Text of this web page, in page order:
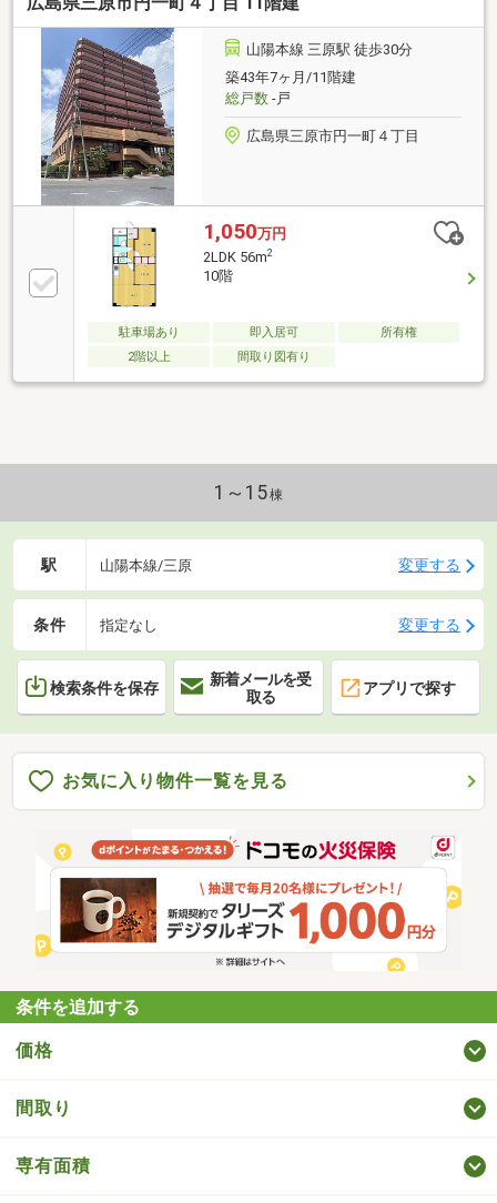
山陽本線 三原駅 徒歩30分
築43年7ヶ月/11階建
総戸数-戸
広島県三原市円一町４丁目
1,050万円
2LDK 56m2
10階
駐車場あり 即入居可
所有権
2階以上
間取り図有り
1～15棟
駅 山陽本線/三原 変更する
条件 指定なし 変更する
検索条件を保存
新着メールを受
取る
アプリで探す
お気に入り物件一覧を見る
条件を追加する
価格
間取り
専有面積